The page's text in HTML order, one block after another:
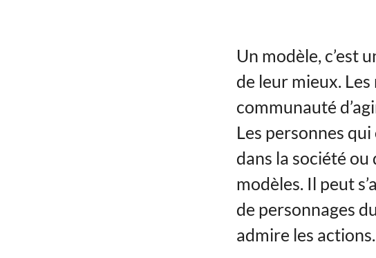
Un modèle, c’est
de leur mieux.
communauté
Les personnes
dans la société ou
modèles. Il peut
de personnages
admire les